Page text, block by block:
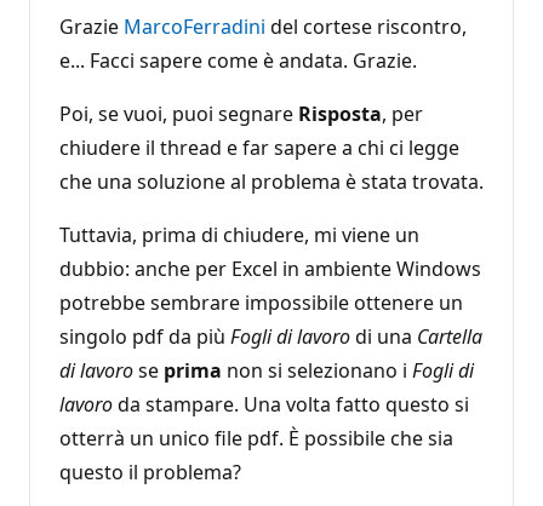
Grazie MarcoFerradini del cortese riscontro,
e... Facci sapere come è andata. Grazie.
Poi, se vuoi, puoi segnare Risposta, per
chiudere il thread e far sapere a chi ci legge
che una soluzione al problema è stata trovata.
Tuttavia, prima di chiudere, mi viene un
dubbio: anche per Excel in ambiente Windows
potrebbe sembrare impossibile ottenere un
singolo pdf da più Fogli di lavorodi una Cartella
di lavorose prima non si selezionano i Fogli di
lavoroda stampare. Una volta fatto questo si
otterrà un unico file pdf. È possibile che sia
questo il problema?